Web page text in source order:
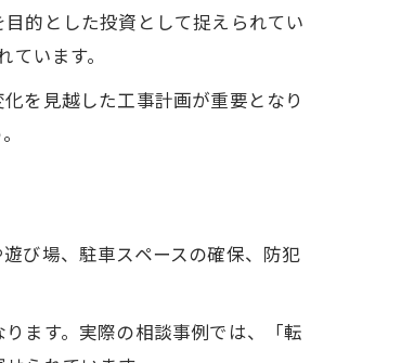
的とした投資として捉えられてい
います。
を見越した工事計画が重要となり
び場、駐車スペースの確保、防犯
ます。実際の相談事例では、「転